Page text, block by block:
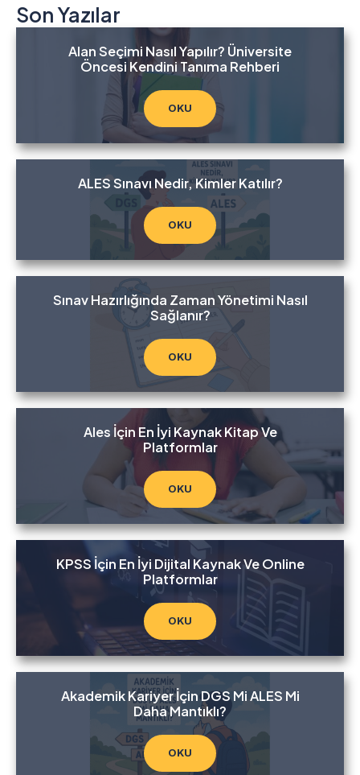
Son Yazılar
Alan Seçimi Nasıl Yapılır? Üniversite
Öncesi Kendini Tanıma Rehberi
OKU
ALES Sınavı Nedir, Kimler Katılır?
OKU
Sınav Hazırlığında Zaman Yönetimi Nasıl
Sağlanır?
OKU
Ales İçin En İyi Kaynak Kitap Ve
Platformlar
OKU
KPSS İçin En İyi Dijital Kaynak Ve Online
Platformlar
OKU
Akademik Kariyer İçin DGS Mi ALES Mi
Daha Mantıklı?
OKU